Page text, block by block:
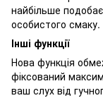
найбільше
особистого смаку.
Інші функції
Нова функція
фіксований
ваш слух від